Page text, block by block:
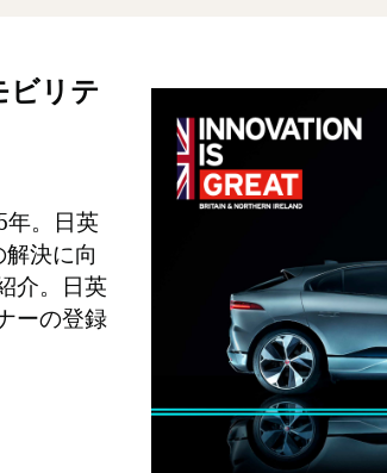
ビリテ
年。日英
決に向
介。日英
ーの登録